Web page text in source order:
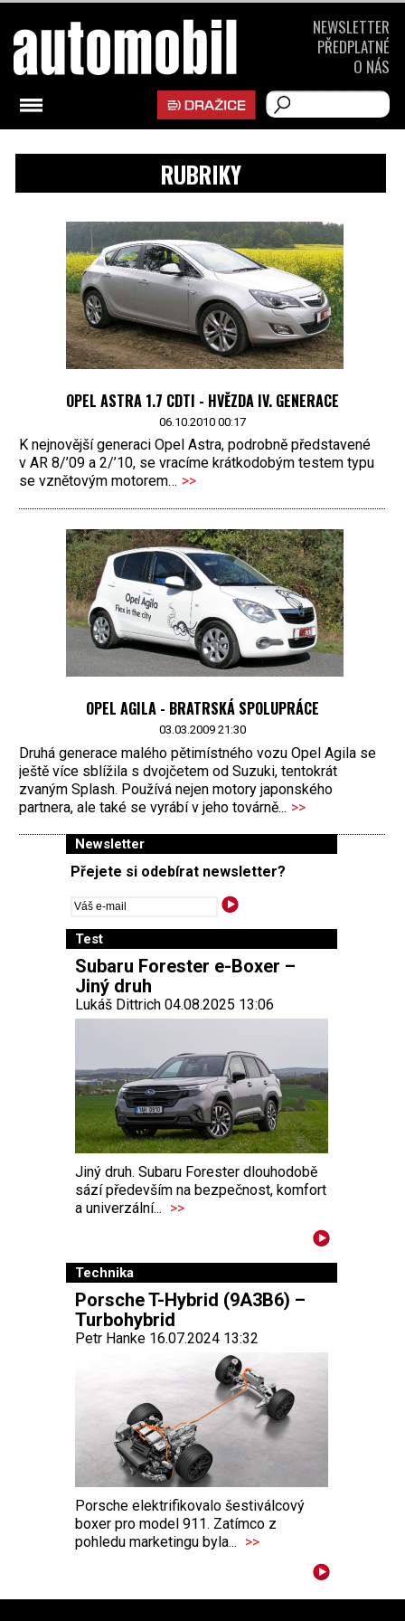
RUBRIKY
OPEL ASTRA 1.7 CDTI - HVĚZDA IV. GENERACE
06.10.2010 00:17
K nejnovější generaci Opel Astra, podrobně představené
v AR 8/’09 a 2/’10, se vracíme krátkodobým testem typu
se vznětovým motorem… >>
OPEL AGILA - BRATRSKÁ SPOLUPRÁCE
03.03.2009 21:30
Druhá generace malého pětimístného vozu Opel Agila se
ještě více sblížila s dvojčetem od Suzuki, tentokrát
zvaným Splash. Používá nejen motory japonského
partnera, ale také se vyrábí v jeho továrně... >>
Newsletter
Přejete si odebírat newsletter?
Test
Subaru Forester e-Boxer –
Jiný druh
Lukáš Dittrich 04.08.2025 13:06
Jiný druh. Subaru Forester dlouhodobě
sází především na bezpečnost, komfort
a univerzální... >>
Technika
Porsche T-Hybrid (9A3B6) –
Turbohybrid
Petr Hanke 16.07.2024 13:32
Porsche elektrifikovalo šestiválcový
boxer pro model 911. Zatímco z
pohledu marketingu byla... >>
NEWSLETTER
PŘEDPLATNÉ
O NÁS